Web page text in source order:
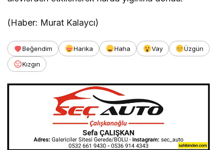
(Haber: Murat Kalaycı)
Beğendim Harika Haha Vay
Üzgün
Kızgın